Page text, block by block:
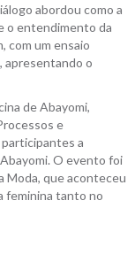
abordou como a
o entendimento da
com um ensaio
apresentando o
de Abayomi,
e
a
O evento foi
Moda, que aconteceu
feminina tanto no